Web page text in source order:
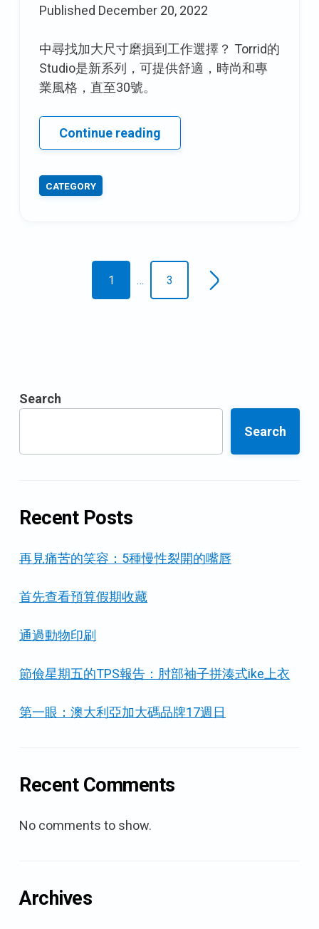
Published December 20, 2022
中尋找加大尺寸磨損到工作選擇？ Torrid的
Studio是新系列，可提供舒適，時尚和專
業風格，直至30號。
Continue reading6
是
假
日
CATEGORY
navigation
1 … 3
Older
Search
Search
Recent Posts
再見痛苦的笑容：5種慢性裂開的嘴唇
首先查看預算假期收藏
通過動物印刷
節儉星期五的TPS報告：肘部袖子拼湊式ike上衣
第一眼：澳大利亞加大碼品牌17週日
Recent Comments
No comments to show.
Archives